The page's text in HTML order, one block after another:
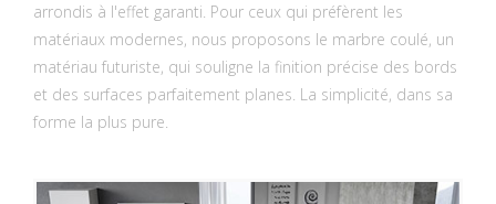
arrondis à l'effet garanti. Pour ceux qui préfèrent les
matériaux modernes, nous proposons le marbre coulé, un
matériau futuriste, qui souligne la finition précise des bords
et des surfaces parfaitement planes. La simplicité, dans sa
forme la plus pure.